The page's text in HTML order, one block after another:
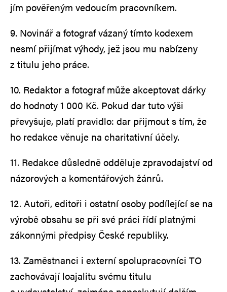
jím pověřeným vedoucím pracovníkem.
9. Novinář a fotograf vázaný tímto kodexem
nesmí přijímat výhody, jež jsou mu nabízeny
z titulu jeho práce.
10. Redaktor a fotograf může akceptovat dárky
do hodnoty 1 000 Kč. Pokud dar tuto výši
převyšuje, platí pravidlo: dar přijmout s tím, že
ho redakce věnuje na charitativní účely.
11. Redakce důsledně odděluje zpravodajství od
názorových a komentářových žánrů.
12. Autoři, editoři i ostatní osoby podílející se na
výrobě obsahu se při své práci řídí platnými
zákonnými předpisy České republiky.
13. Zaměstnanci i externí spolupracovníci TO
zachovávají loajalitu svému titulu